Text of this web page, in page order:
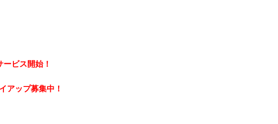
ビス開始！
アップ募集中！